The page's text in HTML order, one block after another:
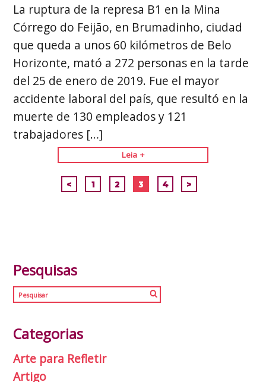
La ruptura de la represa B1 en la Mina
Córrego do Feijão, en Brumadinho, ciudad
que queda a unos 60 kilómetros de Belo
Horizonte, mató a 272 personas en la tarde
del 25 de enero de 2019. Fue el mayor
accidente laboral del país, que resultó en la
muerte de 130 empleados y 121
trabajadores […]
Leia +
< 1 2 3 4 >
Pesquisas
Categorias
Arte para Refletir
Artigo